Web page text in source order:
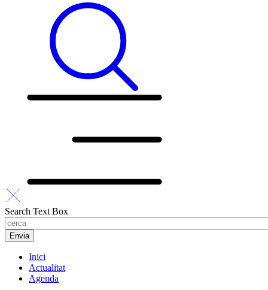
Search Text Box
Inici
Actualitat
Agenda